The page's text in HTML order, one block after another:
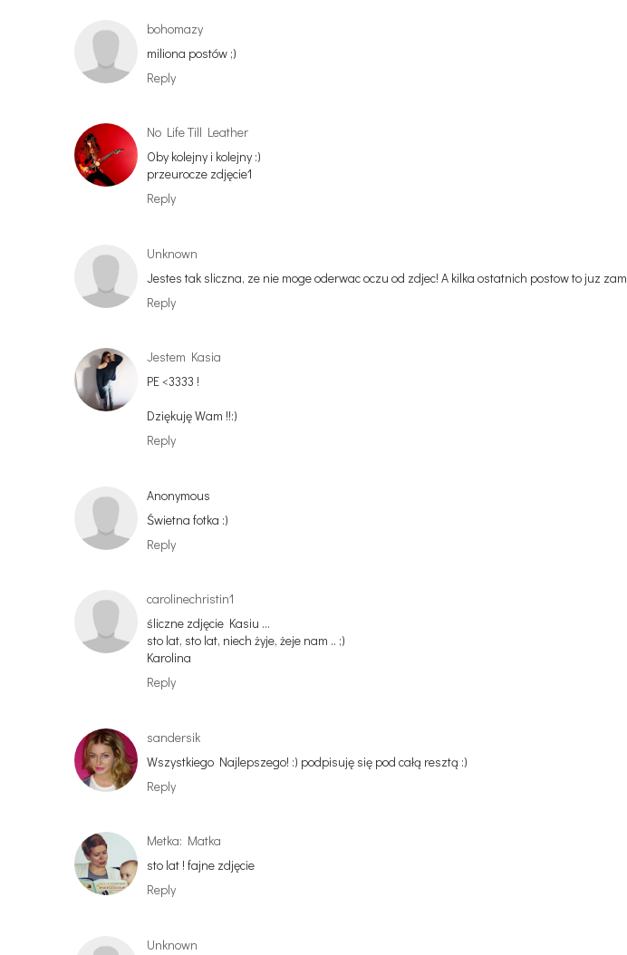
bohomazy
miliona postów ;)
Reply
No Life Till Leather
Oby kolejny i kolejny :)
przeurocze zdjęcie1
Reply
Unknown
Jestes tak sliczna, ze nie moge oderwac oczu od zdjec! A kilka ostatnich postow to juz
Reply
Jestem Kasia
PE <3333 !
Dziękuję Wam !!:)
Reply
Anonymous
Świetna fotka :)
Reply
carolinechristin1
śliczne zdjęcie Kasiu ...
sto lat, sto lat, niech żyje, żeje nam .. ;)
Karolina
Reply
sandersik
Wszystkiego Najlepszego! :) podpisuję się pod całą resztą :)
Reply
Metka: Matka
sto lat ! fajne zdjęcie
Reply
Unknown